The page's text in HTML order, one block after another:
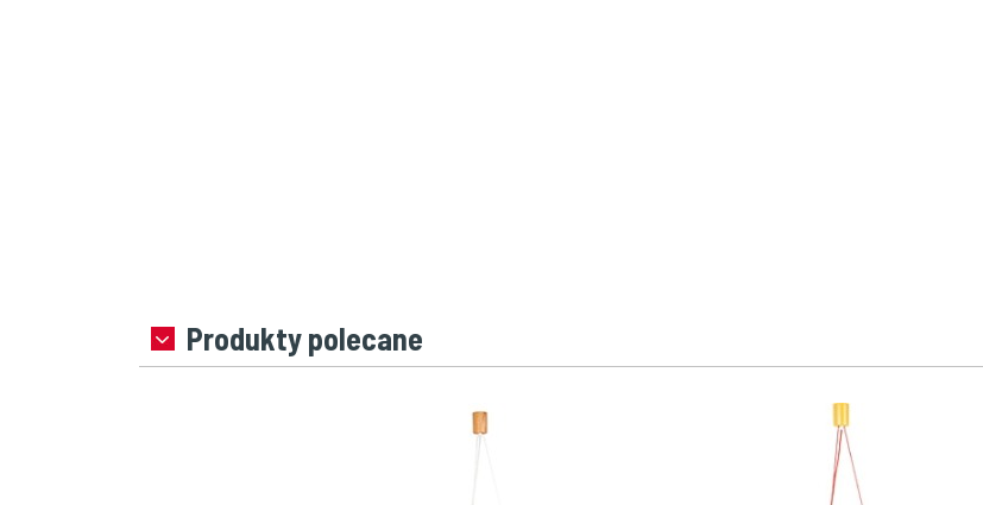
Produkty polecane